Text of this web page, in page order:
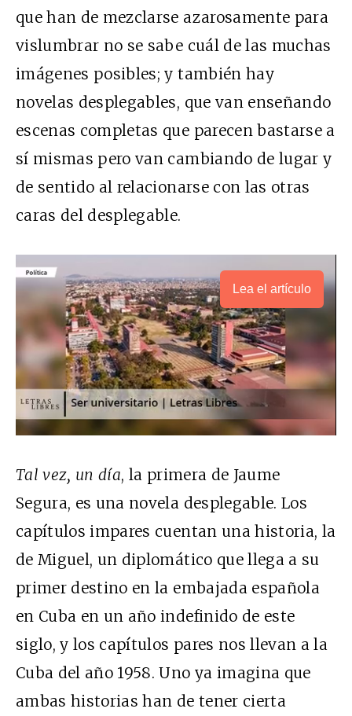
que han de mezclarse azarosamente para
vislumbrar no se sabe cuál de las muchas
imágenes posibles; y también hay
novelas desplegables, que van enseñando
escenas completas que parecen bastarse a
sí mismas pero van cambiando de lugar y
de sentido al relacionarse con las otras
caras del desplegable.
Lea el artículo
Tal vez, un día, la primera de Jaume
Segura, es una novela desplegable. Los
capítulos impares cuentan una historia, la
de Miguel, un diplomático que llega a su
primer destino en la embajada española
en Cuba en un año indefinido de este
siglo, y los capítulos pares nos llevan a la
Cuba del año 1958. Uno ya imagina que
ambas historias han de tener cierta